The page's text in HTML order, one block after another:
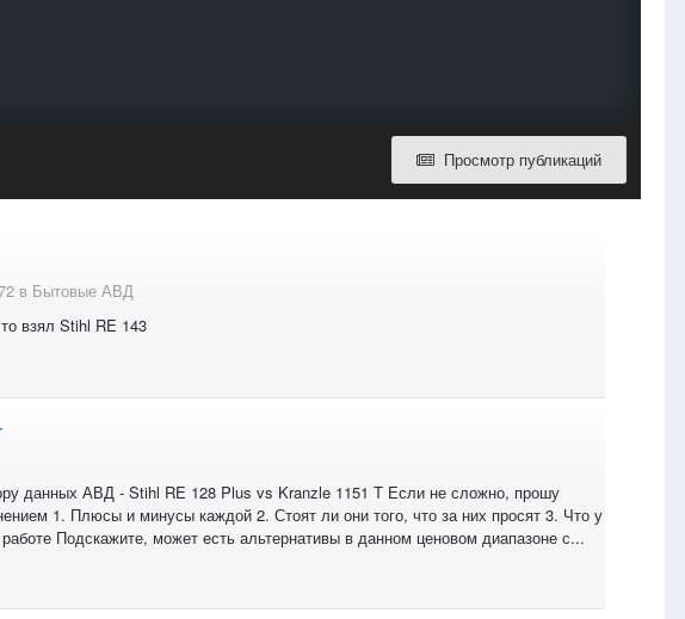
Просмотр публикаций
в Бытовые АВД
взял Stihl RE 143
данных АВД - Stihl RE 128 Plus vs Kranzle 1151 T Если не сложно, прошу
1. Плюсы и минусы каждой 2. Стоят ли они того, что за них просят 3. Что у
Подскажите, может есть альтернативы в данном ценовом диапазоне с...